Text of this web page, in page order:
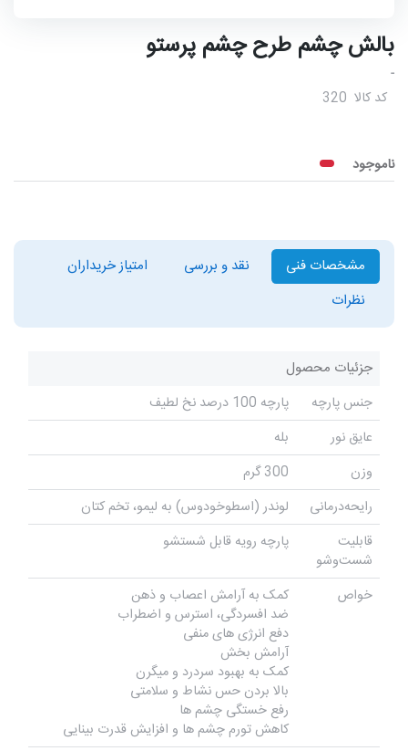
بالش چشم طرح چشم پرستو
-
کد کالا 320
ناموجود
مشخصات فنی نقد و بررسی
امتیاز خریداران
نظرات
جزئیات محصول
جنس پارچه
پارچه 100 درصد نخ لطیف
عایق نور
بله
وزن
300 گرم
رایحه‌درمانی
لوندر (اسطوخودوس) به لیمو، تخم کتان
قابلیت
شست‌وشو
پارچه رویه قابل شستشو
خواص
کمک به آرامش اعصاب و ذهن
ضد افسردگی، استرس و اضطراب
دفع انرژی های منفی
آرامش بخش
کمک به بهبود سردرد و میگرن
بالا بردن حس نشاط و سلامتی
رفع خستگی چشم ها
کاهش تورم چشم ها و افزایش قدرت بینایی